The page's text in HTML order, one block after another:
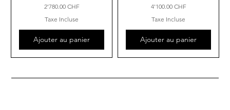
Prix
2'780.00 CHF
Taxe Incluse
Ajouter au panier
Prix
4'100.00 CHF
Taxe Incluse
Ajouter au panier